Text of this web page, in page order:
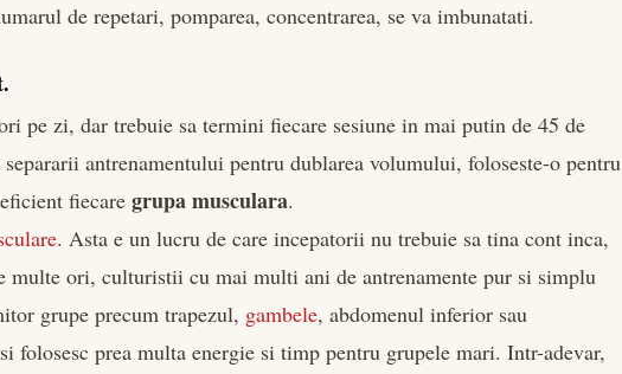
de repetari, pomparea, concentrarea, se va imbunatati.
pe zi, dar trebuie sa termini fiecare sesiune in mai putin de 45 de
antrenamentului pentru dublarea volumului, foloseste-o pentru
fiecaregrupa musculara.
. Asta e un lucru de care incepatorii nu trebuie sa tina cont inca,
multe ori, culturistii cu mai multi ani de antrenamente pur si simplu
grupe precum trapezul, gambele, abdomenul inferior sau
folosesc prea multa energie si timp pentru grupele mari. Intr-adevar,